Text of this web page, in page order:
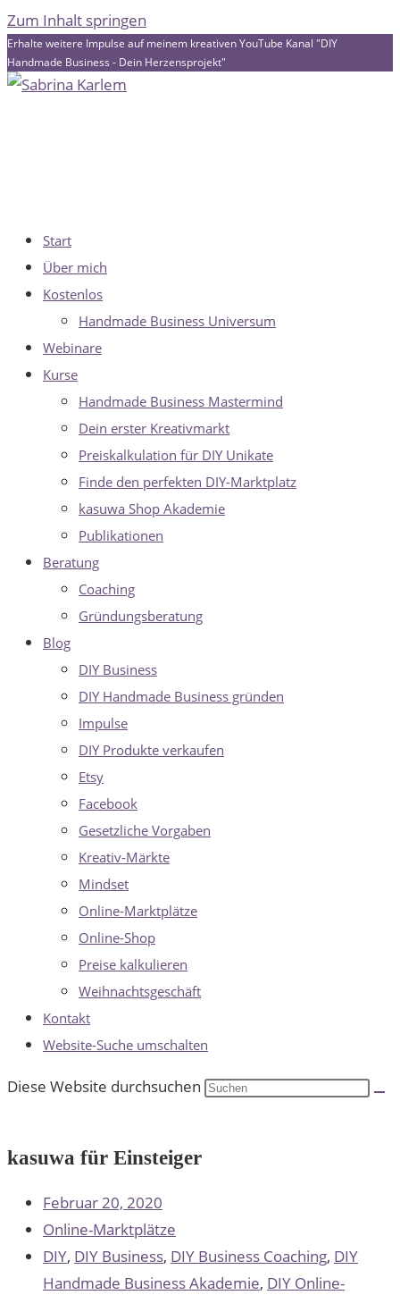
Zum Inhalt springen
Erhalte weitere Impulse auf meinem kreativen YouTube Kanal "DIY
Handmade Business - Dein Herzensprojekt"
Start
Über mich
Kostenlos
Handmade Business Universum
Webinare
Kurse
Handmade Business Mastermind
Dein erster Kreativmarkt
Preiskalkulation für DIY Unikate
Finde den perfekten DIY-Marktplatz
kasuwa Shop Akademie
Publikationen
Beratung
Coaching
Gründungsberatung
Blog
DIY Business
DIY Handmade Business gründen
Impulse
DIY Produkte verkaufen
Etsy
Facebook
Gesetzliche Vorgaben
Kreativ-Märkte
Mindset
Online-Marktplätze
Online-Shop
Preise kalkulieren
Weihnachtsgeschäft
Kontakt
Website-Suche umschalten
Diese Website durchsuchen
kasuwa für Einsteiger
Februar 20, 2020
Online-Marktplätze
DIY, DIY Business, DIY Business Coaching, DIY
Handmade Business Akademie, DIY Online-